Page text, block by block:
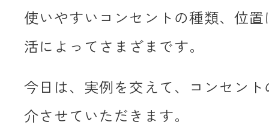
使いやすいコンセントの種類、位
活によってさまざまです。
今日は、実例を交えて、コンセン
介させていただきます。